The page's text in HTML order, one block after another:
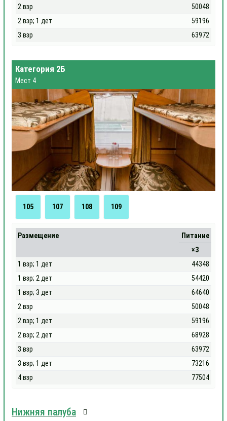
2 взр
50048
2 взр; 1 дет
59196
3 взр
63972
Категория 2Б
Мест 4
105 107 108 109
Размещение
Питание
×3
1 взр; 1 дет
44348
1 взр; 2 дет
54420
1 взр; 3 дет
64640
2 взр
50048
2 взр; 1 дет
59196
2 взр; 2 дет
68928
3 взр
63972
3 взр; 1 дет
73216
4 взр
77504
Нижняя палуба